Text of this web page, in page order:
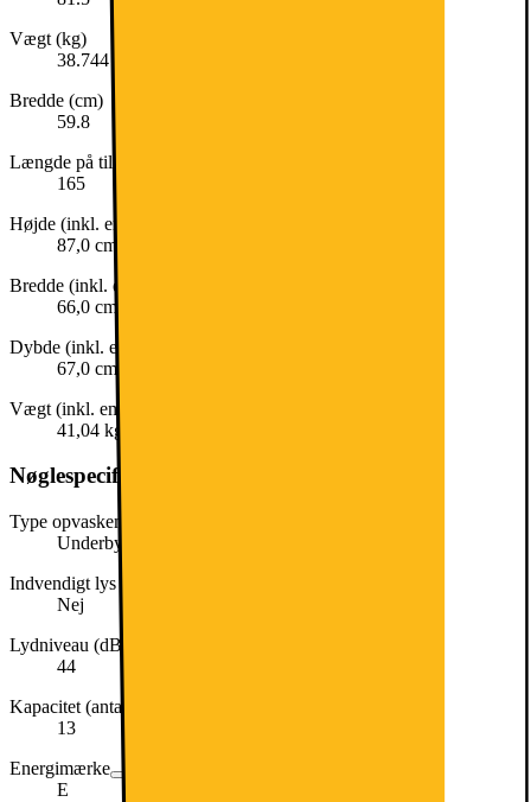
Vægt (kg)
38.744
Bredde (cm)
59.8
Længde på tilslutningsslange (cm)
165
Højde (inkl. emballage)
87,0 cm
Bredde (inkl. emballage)
66,0 cm
Dybde (inkl. emballage)
67,0 cm
Vægt (inkl. emballage)
41,04 kg
Nøglespecifikation
Type opvaskemaskine
Underbygget
Indvendigt lys
Nej
Lydniveau (dB)
44
Kapacitet (antal kuverter)
13
Energimærke
E